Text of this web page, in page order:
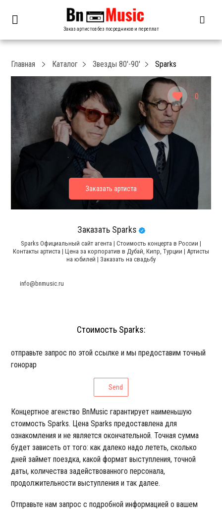
Заказ артистов без посредников и переплат
0
Главная Каталог Звезды 80′-90′ Sparks
Заказать Sparks
Sparks Официальный сайт агента | Стоимость концерта в России |
Контакты артиста | Цена за корпоратив в Дубай, Кипр, Турции | Артисты
на юбилей | Заказать на свадьбу
info@bnmusic.ru
Стоимость Sparks:
отправьте запрос по этой ссылке и мы предоставим точный
гонорар
Send
Концертное агенство BnMusic гарантирует наименьшую
стоимость Sparks. Цена Sparks предоставлена для
ознакомления и не является окончательной. Точная сумма
будет зависеть от того: как далеко надо лететь, сколько
дней займет поездка, какой формат выступления, точной
даты, количества задействованного персонала,
продолжительности выступления и так далее.
Отправьте нам запрос с подробной информацией о вашем